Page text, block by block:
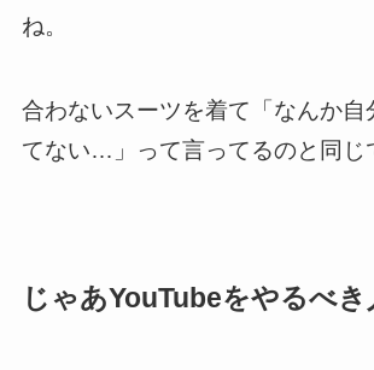
ね。
合わないスーツを着て「なんか自
てない…」って言ってるのと同じ
じゃあYouTubeをやるべき